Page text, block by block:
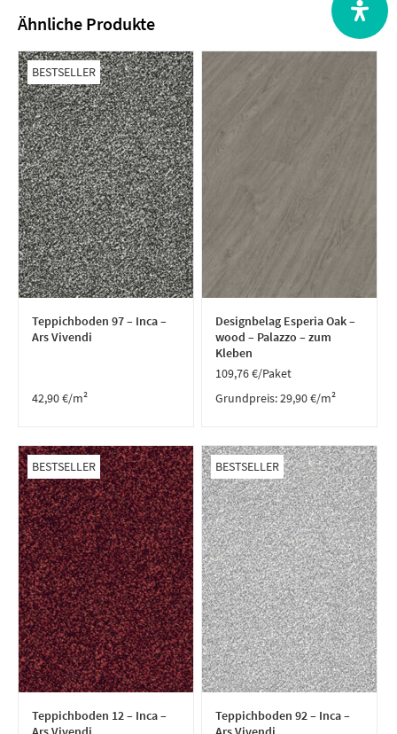
Ähnliche Produkte
BESTSELLER
Teppichboden 97 – Inca –
Ars Vivendi
42,90€/m²
Designbelag Esperia Oak –
wood – Palazzo – zum
Kleben
109,76€/Paket
Grundpreis:29,90€/m²
BESTSELLER
Teppichboden 12 – Inca –
BESTSELLER
Teppichboden 92 – Inca –